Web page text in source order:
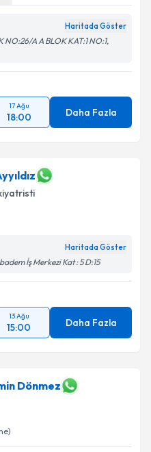
Haritada Göster
NO:26/A A BLOK KAT:1 NO:1,
17 Ağu
18:00 Daha Fazla
Haritada Göster
İş Merkezi Kat : 5 D:15
13 Ağu
15:00 Daha Fazla
Dönmez